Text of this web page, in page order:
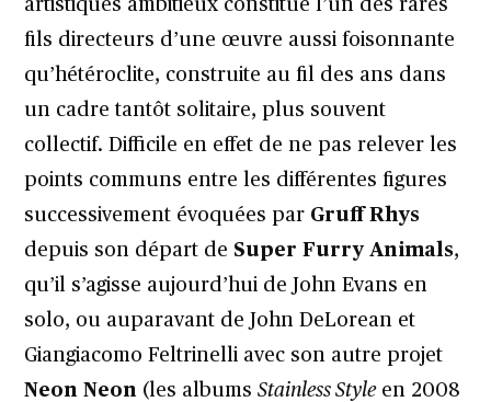
artistiques ambitieux constitue l’un des rares
fils directeurs d’une œuvre aussi foisonnante
qu’hétéroclite, construite au fil des ans dans
un cadre tantôt solitaire, plus souvent
collectif. Difficile en effet de ne pas relever les
points communs entre les différentes figures
successivement évoquées par Gruff Rhys
depuis son départ de Super Furry Animals,
qu’il s’agisse aujourd’hui de John Evans en
solo, ou auparavant de John DeLorean et
Giangiacomo Feltrinelli avec son autre projet
Neon Neon (les albumsStainless Styleen 2008